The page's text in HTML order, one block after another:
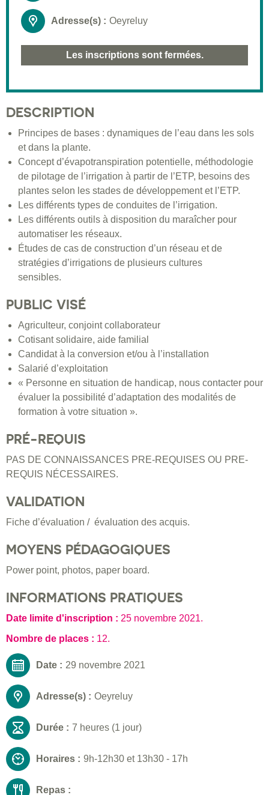
Adresse(s) : Oeyreluy
Les inscriptions sont fermées.
DESCRIPTION
Principes de bases : dynamiques de l’eau dans les sols
et dans la plante.
Concept d’évapotranspiration potentielle, méthodologie
de pilotage de l’irrigation à partir de l’ETP, besoins des
plantes selon les stades de développement et l’ETP.
Les différents types de conduites de l’irrigation.
Les différents outils à disposition du maraîcher pour
automatiser les réseaux.
Études de cas de construction d’un réseau et de
stratégies d’irrigations de plusieurs cultures
sensibles.
PUBLIC VISÉ
Agriculteur, conjoint collaborateur
Cotisant solidaire, aide familial
Candidat à la conversion et/ou à l’installation
Salarié d’exploitation
« Personne en situation de handicap, nous contacter pour
évaluer la possibilité d’adaptation des modalités de
formation à votre situation ».
PRÉ-REQUIS
PAS DE CONNAISSANCES PRE-REQUISES OU PRE-
REQUIS NÉCESSAIRES.
VALIDATION
Fiche d’évaluation / évaluation des acquis.
MOYENS PÉDAGOGIQUES
Power point, photos, paper board.
INFORMATIONS PRATIQUES
Date limite d'inscription : 25 novembre 2021.
Nombre de places : 12.
Date : 29 novembre 2021
Adresse(s) : Oeyreluy
Durée : 7 heures (1 jour)
Horaires : 9h-12h30 et 13h30 - 17h
Repas :